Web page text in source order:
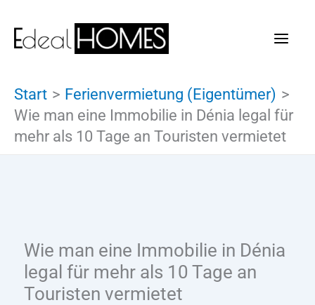
Inhalt
Start
Ferienvermietung (Eigentümer)
Wie man eine Immobilie in Dénia legal für
mehr als 10 Tage an Touristen vermietet
Wie man eine Immobilie in Dénia
legal für mehr als 10 Tage an
Touristen vermietet